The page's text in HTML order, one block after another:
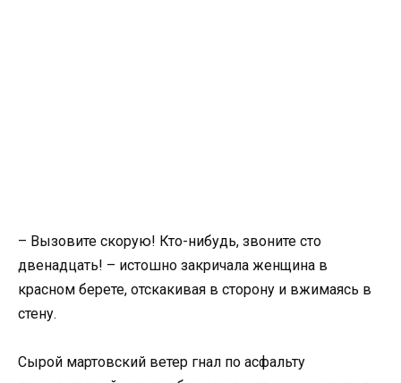
– Вызовите скорую! Кто-нибудь, звоните сто
двенадцать! – истошно закричала женщина в
красном берете, отскакивая в сторону и вжимаясь в
стену.
Сырой мартовский ветер гнал по асфальту